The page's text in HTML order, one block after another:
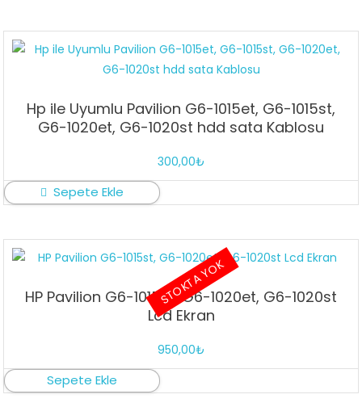
Hp ile Uyumlu Pavilion G6-1015et, G6-1015st,
G6-1020et, G6-1020st hdd sata Kablosu
300,00₺
Sepete Ekle
HP Pavilion G6-1015st, G6-1020et, G6-1020st
Lcd Ekran
950,00₺
Sepete Ekle
STOKTA YOK